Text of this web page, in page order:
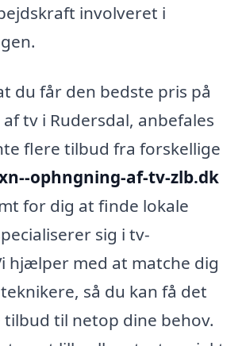
involveret i
du får den bedste pris på
tv i Rudersdal, anbefales
flere tilbud fra forskellige
ophngning-af-tv-zlb.dk
for dig at finde lokale
sig i tv-
hjælper med at matche dig
så du kan få det
til netop dine behov.